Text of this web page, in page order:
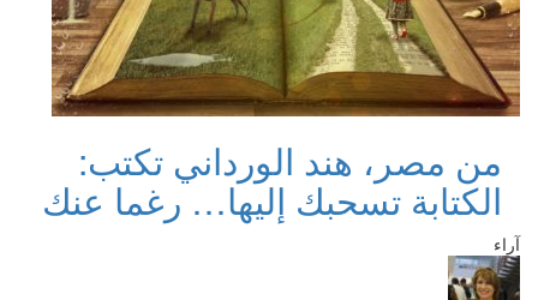
من مصر، هند الورداني تكتب:
الكتابة تسحبك إليها… رغما عنك
آراء